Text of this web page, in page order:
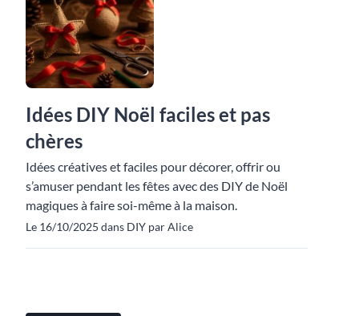
Idées DIY Noël faciles et pas
chères
Idées créatives et faciles pour décorer, offrir ou
s’amuser pendant les fêtes avec des DIY de Noël
magiques à faire soi-même à la maison.
Le 16/10/2025 dans DIY par Alice